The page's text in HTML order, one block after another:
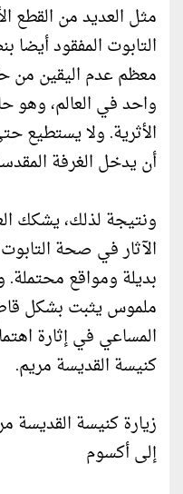
مثل العديد من القطع
التابوت المفقود أيضا
معظم عدم اليقين من
واحد في العالم، وهو
الأثرية. ولا يستطيع
أن يدخل الغرفة
ونتيجة لذلك، يشكك
الآثار في صحة
بديلة ومواقع
ملموس يثبت بشكل
المساعي في إثارة
كنيسة القديسة مريم.
زيارة كنيسة القديسة
إلى أكسوم